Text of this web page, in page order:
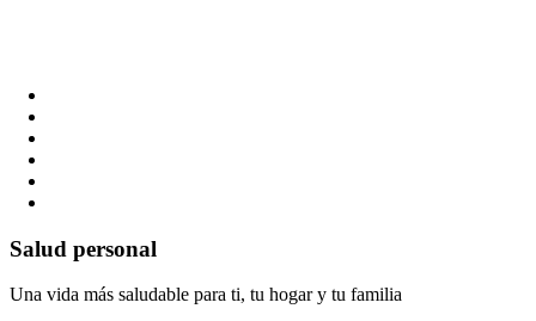
Salud personal
Una vida más saludable para ti, tu hogar y tu familia